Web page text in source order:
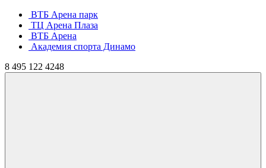
ВТБ Арена парк
ТЦ Арена Плаза
ВТБ Арена
Академия спорта Динамо
8 495 122 4248